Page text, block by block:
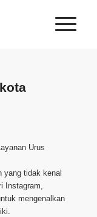
Urus
yang tidak kenal
Instagram,
mengenalkan